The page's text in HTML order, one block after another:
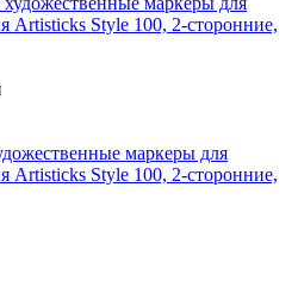
маркеры для
Artisticks Style 100, 2-сторонние,